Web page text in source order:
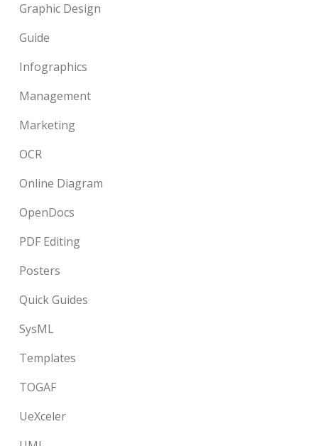
Graphic Design
Guide
Infographics
Management
Marketing
OCR
Online Diagram
OpenDocs
PDF Editing
Posters
Quick Guides
SysML
Templates
TOGAF
UeXceler